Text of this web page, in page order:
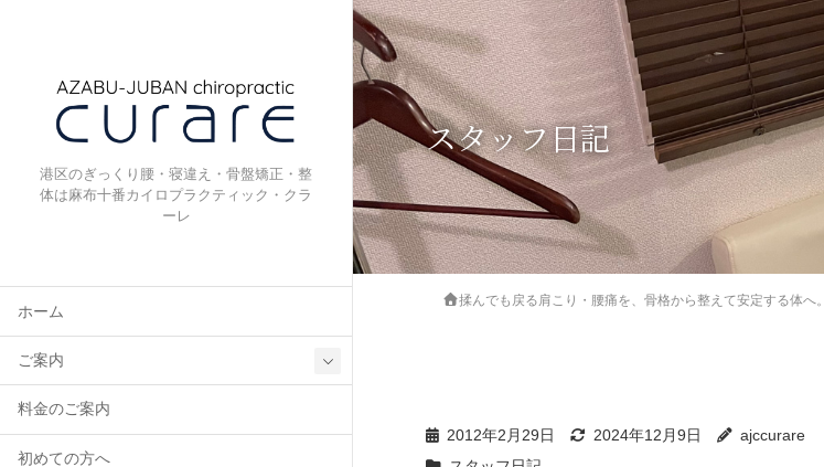
港区のぎっくり腰・寝違え・骨盤矯正・整
体は麻布十番カイロプラクティック・クラ
ーレ
ホーム
ご案内
料金のご案内
初めての方へ
スタッフ日記
揉んでも戻る肩こり・腰痛を、骨格から整えて安定する体へ。
2012年2月29日 2024年12月9日
ajccurare